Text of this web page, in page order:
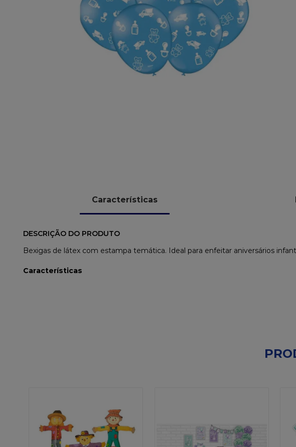
Características
DESCRIÇÃO DO PRODUTO
Bexigas de látex com estampa temática. Ideal para enfeitar aniversários
Características
10
chocolate